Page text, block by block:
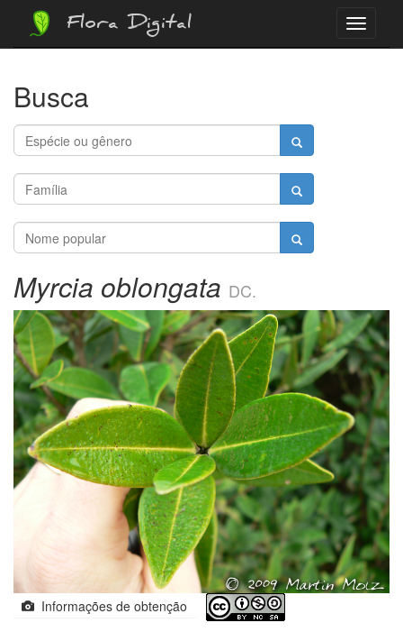
Menu
Flora Digital
Busca
Myrcia oblongata DC.
Informações de obtenção